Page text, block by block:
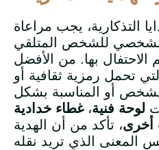
التذكارية، يجب مراعاة
للشخص المتلقي
الاحتفال بها. من الأفضل
التي تحمل رمزية ثقافية أو
أو المناسبة بشكل
لوحة فنية،غطاء خدادية
أخرى، تأكد من أن الهدية